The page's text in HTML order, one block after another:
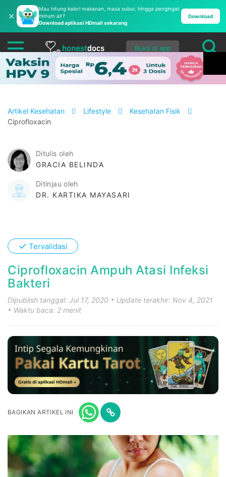
✕
Mau hitung kalori makanan, masa subur, hingga pengingat
minum air?
Download aplikasi HDmall sekarang
Download
Buka di app
Artikel Kesehatan Lifestyle
Kesehatan Fisik
Ciprofloxacin
Ditulis oleh
GRACIA BELINDA
Ditinjau oleh
DR. KARTIKA MAYASARI
✓ Tervalidasi
Ciprofloxacin Ampuh Atasi Infeksi
Bakteri
Dipublish tanggal: Jul 17, 2020
Update terakhir: Nov 4, 2021
Waktu baca: 2 menit
BAGIKAN ARTIKEL INI